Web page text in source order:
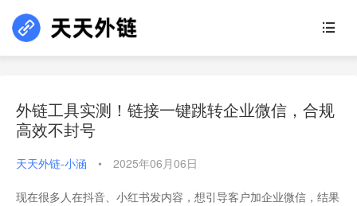
外链工具实测！链接一键跳转企业微信，合规
高效不封号
天天外链-小涵 • 2025年06月06日
现在很多人在抖音、小红书发内容，想引导客户加企业微信，结果